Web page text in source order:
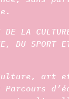
DE LA
DU SPORT
art
Parcours